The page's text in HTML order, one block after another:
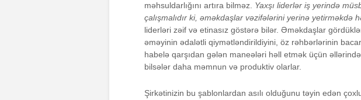
məhsuldarlığını artıra bilməz. Yaxşı liderlər iş yerində
çalışmalıdır ki, əməkdaşlar vəzifələrini yerinə yetirməkdə
liderləri zəif və etinasız göstərə bilər. Əməkdaşlar
əməyinin ədalətli qiymətləndirildiyini, öz rəhbərlərinin
habelə qarşıdan gələn maneələri həll etmək üçün
bilsələr daha məmnun və produktiv olarlar.
Şirkətinizin bu şablonlardan asılı olduğunu təyin edən